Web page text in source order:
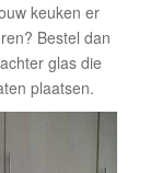
keuken er
Bestel dan
glas die
plaatsen.